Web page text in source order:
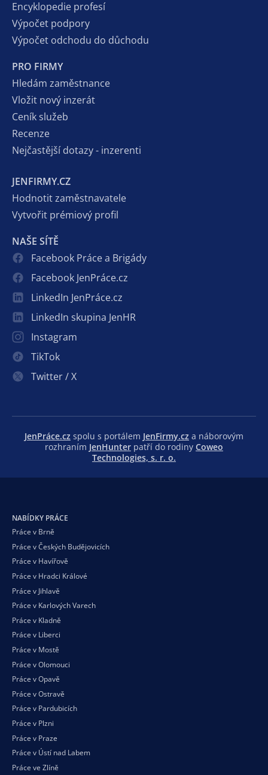
Encyklopedie profesí
Výpočet podpory
Výpočet odchodu do důchodu
PRO FIRMY
Hledám zaměstnance
Vložit nový inzerát
Ceník služeb
Recenze
Nejčastější dotazy - inzerenti
JENFIRMY.CZ
Hodnotit zaměstnavatele
Vytvořit prémiový profil
NAŠE SÍTĚ
Facebook Práce a Brigády
Facebook JenPráce.cz
LinkedIn JenPráce.cz
LinkedIn skupina JenHR
Instagram
TikTok
Twitter / X
JenPráce.cz spolu s portálem JenFirmy.cz a náborovým
rozhraním JenHunter patří do rodiny Coweo
Technologies, s. r. o.
NABÍDKY PRÁCE
Práce v Brně
Práce v Českých Budějovicích
Práce v Havířově
Práce v Hradci Králové
Práce v Jihlavě
Práce v Karlových Varech
Práce v Kladně
Práce v Liberci
Práce v Mostě
Práce v Olomouci
Práce v Opavě
Práce v Ostravě
Práce v Pardubicích
Práce v Plzni
Práce v Praze
Práce v Ústí nad Labem
Práce ve Zlíně